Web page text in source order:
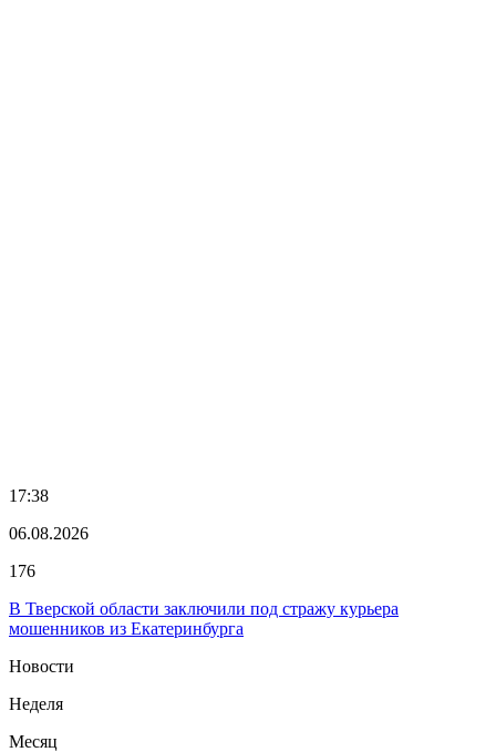
17:38
06.08.2026
176
В Тверской области заключили под стражу курьера
мошенников из Екатеринбурга
Новости
Неделя
Месяц